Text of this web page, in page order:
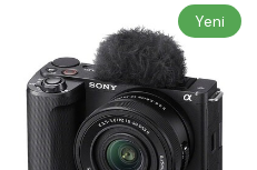
Yeni